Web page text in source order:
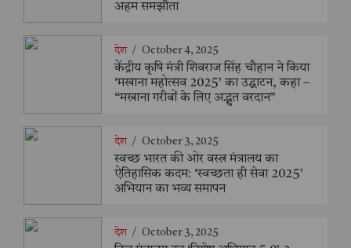
अहम समझौता
देश / October 4, 2025
केंद्रीय कृषि मंत्री शिवराज सिंह चौहान ने किया
‘मखाना महोत्सव 2025’ का उद्घाटन, कहा –
“मखाना गरीबों के लिए अद्भुत वरदान”
देश / October 3, 2025
स्वच्छ भारत की ओर वस्त्र मंत्रालय का
ऐतिहासिक कदम: ‘स्वच्छता ही सेवा 2025’
अभियान का भव्य समापन
देश / October 3, 2025